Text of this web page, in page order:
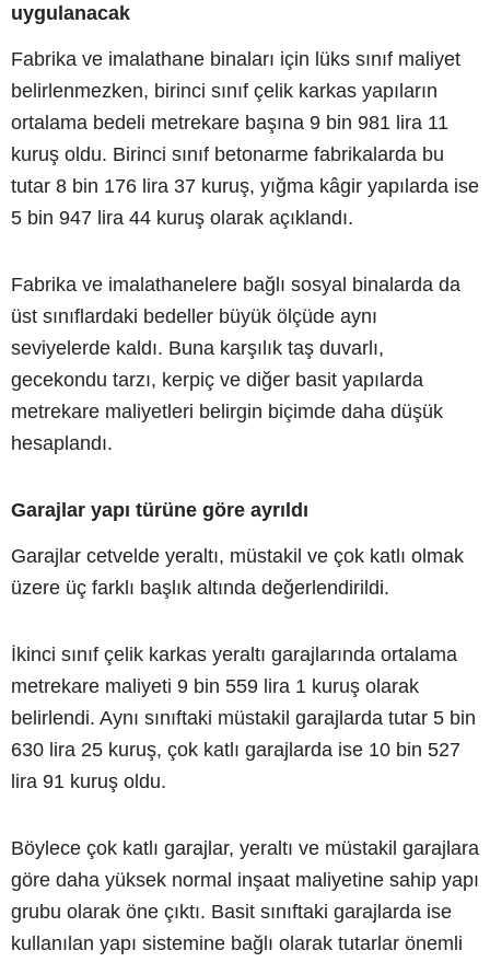
uygulanacak
Fabrika ve imalathane binaları için lüks sınıf maliyet
belirlenmezken, birinci sınıf çelik karkas yapıların
ortalama bedeli metrekare başına 9 bin 981 lira 11
kuruş oldu. Birinci sınıf betonarme fabrikalarda bu
tutar 8 bin 176 lira 37 kuruş, yığma kâgir yapılarda ise
5 bin 947 lira 44 kuruş olarak açıklandı.
Fabrika ve imalathanelere bağlı sosyal binalarda da
üst sınıflardaki bedeller büyük ölçüde aynı
seviyelerde kaldı. Buna karşılık taş duvarlı,
gecekondu tarzı, kerpiç ve diğer basit yapılarda
metrekare maliyetleri belirgin biçimde daha düşük
hesaplandı.
Garajlar yapı türüne göre ayrıldı
Garajlar cetvelde yeraltı, müstakil ve çok katlı olmak
üzere üç farklı başlık altında değerlendirildi.
İkinci sınıf çelik karkas yeraltı garajlarında ortalama
metrekare maliyeti 9 bin 559 lira 1 kuruş olarak
belirlendi. Aynı sınıftaki müstakil garajlarda tutar 5 bin
630 lira 25 kuruş, çok katlı garajlarda ise 10 bin 527
lira 91 kuruş oldu.
Böylece çok katlı garajlar, yeraltı ve müstakil garajlara
göre daha yüksek normal inşaat maliyetine sahip yapı
grubu olarak öne çıktı. Basit sınıftaki garajlarda ise
kullanılan yapı sistemine bağlı olarak tutarlar önemli